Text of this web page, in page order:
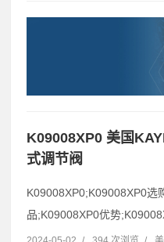
K09008XP0 美国
式调节阀
K09008XP0;K09008XP0选
品;K09008XP0优势